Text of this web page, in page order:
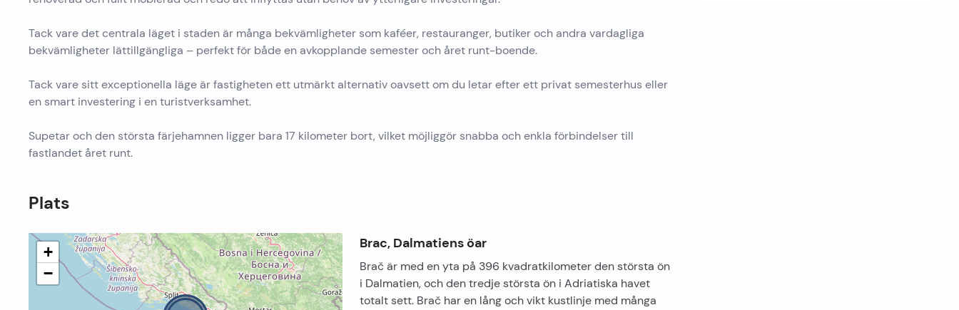
Tack vare det centrala läget i staden är många bekvämligheter som kaféer, restauranger, butiker och andra vardagliga
bekvämligheter lättillgängliga – perfekt för både en avkopplande semester och året runt-boende.
Tack vare sitt exceptionella läge är fastigheten ett utmärkt alternativ oavsett om du letar efter ett privat semesterhus eller
en smart investering i en turistverksamhet.
Supetar och den största färjehamnen ligger bara 17 kilometer bort, vilket möjliggör snabba och enkla förbindelser till
fastlandet året runt.
Plats
+
−
Brac, Dalmatiens öar
Brač är med en yta på 396 kvadratkilometer den största ön
i Dalmatien, och den tredje största ön i Adriatiska havet
totalt sett. Brač har en lång och vikt kustlinje med många